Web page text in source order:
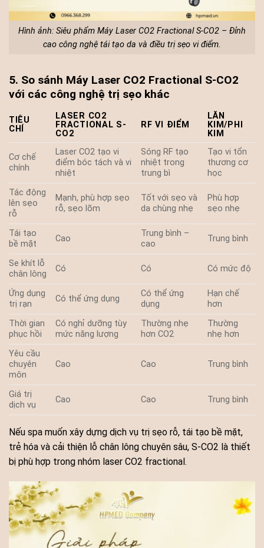
Hình ảnh: Siêu phẩm Máy Laser CO2 Fractional S-CO2 – Đỉnh
cao công nghệ tái tạo da và điều trị sẹo vi điểm.
5. So sánh Máy Laser CO2 Fractional S-CO2
với các công nghệ trị sẹo khác
TIÊU
CHÍ
LASER CO2
FRACTIONAL S-
CO2
RF VI ĐIỂM
LĂN
KIM/PHI
KIM
Cơ chế
chính
Laser CO2 tạo vi
điểm bóc tách và vi
nhiệt
Sóng RF tạo
nhiệt trong
trung bì
Tạo vi tổn
thương cơ
học
Tác động
lên sẹo
rỗ
Mạnh, phù hợp sẹo
rỗ, sẹo lõm
Tốt với sẹo và
da chùng nhẹ
Phù hợp
sẹo nhẹ
Tái tạo
bề mặt
Cao
Trung bình –
cao
Trung bình
Se khít lỗ
chân lông
Có Có Có mức độ
Ứng dụng
trị rạn
Có thể ứng dụng
Có thể ứng
dụng
Hạn chế
hơn
Thời gian
phục hồi
Có nghỉ dưỡng tùy
mức năng lượng
Thường nhẹ
hơn CO2
Thường
nhẹ hơn
Yêu cầu
chuyên
môn
Cao Cao Trung bình
Giá trị
dịch vụ
Cao Cao Trung bình
Nếu spa muốn xây dựng dịch vụ trị sẹo rỗ, tái tạo bề mặt,
trẻ hóa và cải thiện lỗ chân lông chuyên sâu, S-CO2 là thiết
bị phù hợp trong nhóm laser CO2 fractional.